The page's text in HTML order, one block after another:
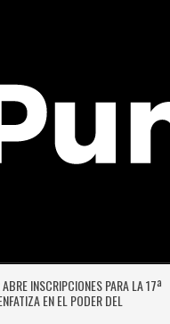
INSCRIPCIONES PARA LA 17ª
EN EL PODER DEL